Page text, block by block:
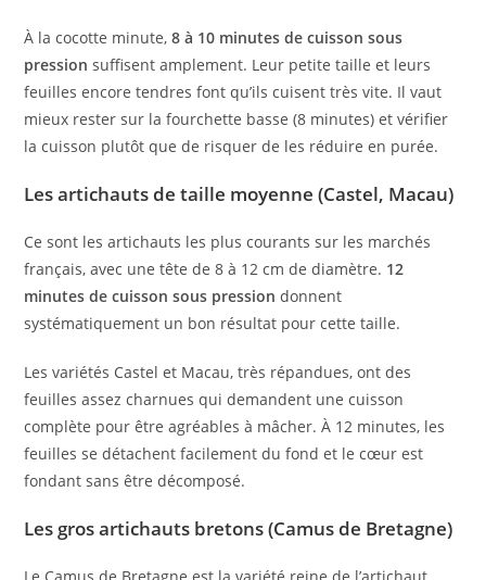
À la cocotte minute,8 à 10 minutes de cuisson sous
pression suffisent amplement. Leur petite taille et leurs
feuilles encore tendres font qu’ils cuisent très vite. Il vaut
mieux rester sur la fourchette basse (8 minutes) et vérifier
la cuisson plutôt que de risquer de les réduire en purée.
Les artichauts de taille moyenne (Castel, Macau)
Ce sont les artichauts les plus courants sur les marchés
français, avec une tête de 8 à 12 cm de diamètre. 12
minutes de cuisson sous pression donnent
systématiquement un bon résultat pour cette taille.
Les variétés Castel et Macau, très répandues, ont des
feuilles assez charnues qui demandent une cuisson
complète pour être agréables à mâcher. À 12 minutes, les
feuilles se détachent facilement du fond et le cœur est
fondant sans être décomposé.
Les gros artichauts bretons (Camus de Bretagne)
Le Camus de Bretagne est la variété reine de l’artichaut